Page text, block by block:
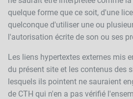
quelque forme que ce soit, d'une
quelconque d'utiliser une ou
l'autorisation écrite de son ou ses
Les liens hypertextes externes mis
du présent site et les contenus des
lesquels ils pointent ne sauraient
de CTH qui n'en a pas vérifié